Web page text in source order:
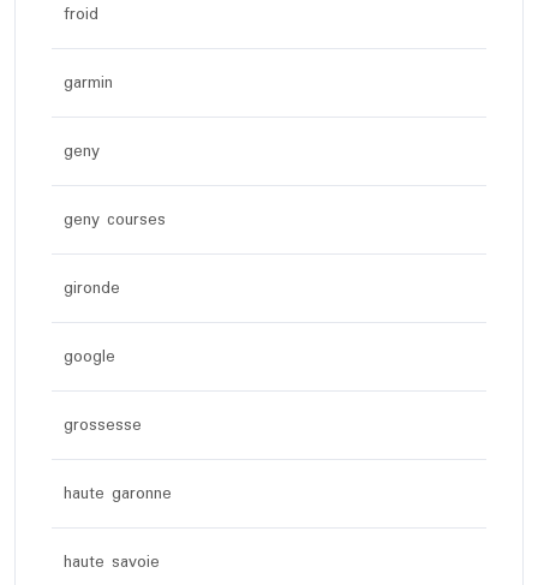
froid
garmin
geny
geny courses
gironde
google
grossesse
haute garonne
haute savoie